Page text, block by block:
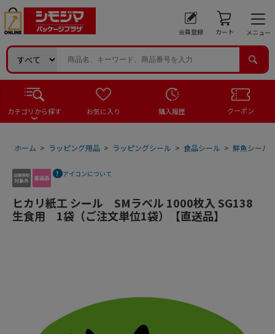
会員登録 カート メニュー
カテゴリから探す お気に入り 購入履歴 クーポン
ホーム > ラッピング用品 > ラッピングシール > 食品シール > 鮮魚シール
アイコンについて
ヒカリ紙工 シール SMラベル 1000枚入 SG138
生食用 1袋（ご注文単位1袋）【直送品】